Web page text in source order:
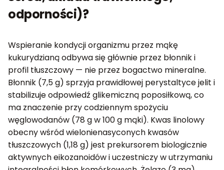
odporności)?
Wspieranie kondycji organizmu przez mąkę
kukurydzianą odbywa się głównie przez błonnik i
profil tłuszczowy — nie przez bogactwo mineralne.
Błonnik (7,5 g) sprzyja prawidłowej perystaltyce jelit i
stabilizuje odpowiedź glikemiczną poposiłkową, co
ma znaczenie przy codziennym spożyciu
węglowodanów (78 g w 100 g mąki). Kwas linolowy
obecny wśród wielonienasyconych kwasów
tłuszczowych (1,18 g) jest prekursorem biologicznie
aktywnych eikozanoidów i uczestniczy w utrzymaniu